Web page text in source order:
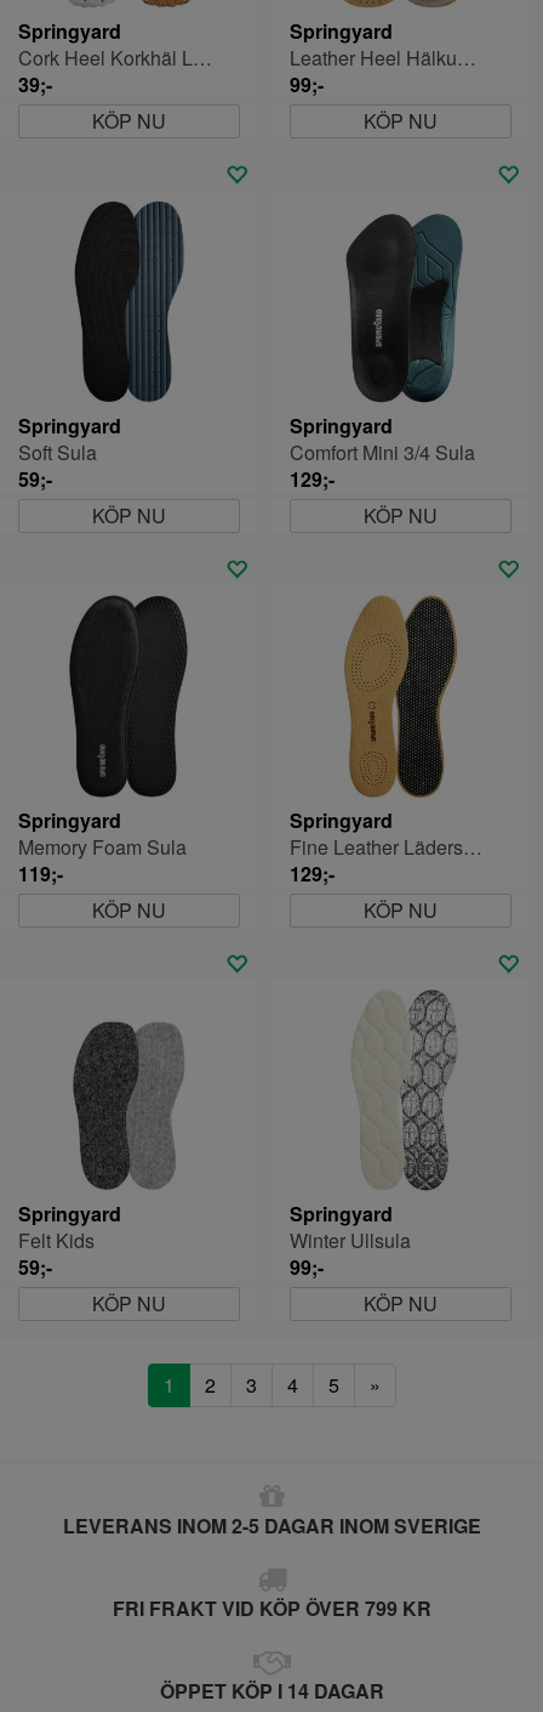
Springyard
Cork Heel Korkhäl Large
39;-
KÖP NU
Springyard
Leather Heel Hälkudde
99;-
KÖP NU
Springyard
Soft Sula
59;-
KÖP NU
Springyard
Comfort Mini 3/4 Sula
129;-
KÖP NU
Springyard
Memory Foam Sula
119;-
KÖP NU
Springyard
Fine Leather Lädersula
129;-
KÖP NU
Springyard
Felt Kids
59;-
KÖP NU
Springyard
Winter Ullsula
99;-
KÖP NU
1 2 3 4 5 »
LEVERANS INOM 2-5 DAGAR INOM SVERIGE
FRI FRAKT VID KÖP ÖVER 799 KR
ÖPPET KÖP I 14 DAGAR